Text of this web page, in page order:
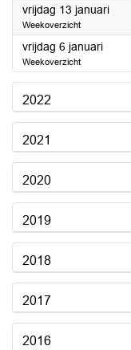
vrijdag 13 januari2023
Weekoverzicht
vrijdag 6 januari2023
Weekoverzicht
2022
2021
2020
2019
2018
2017
2016